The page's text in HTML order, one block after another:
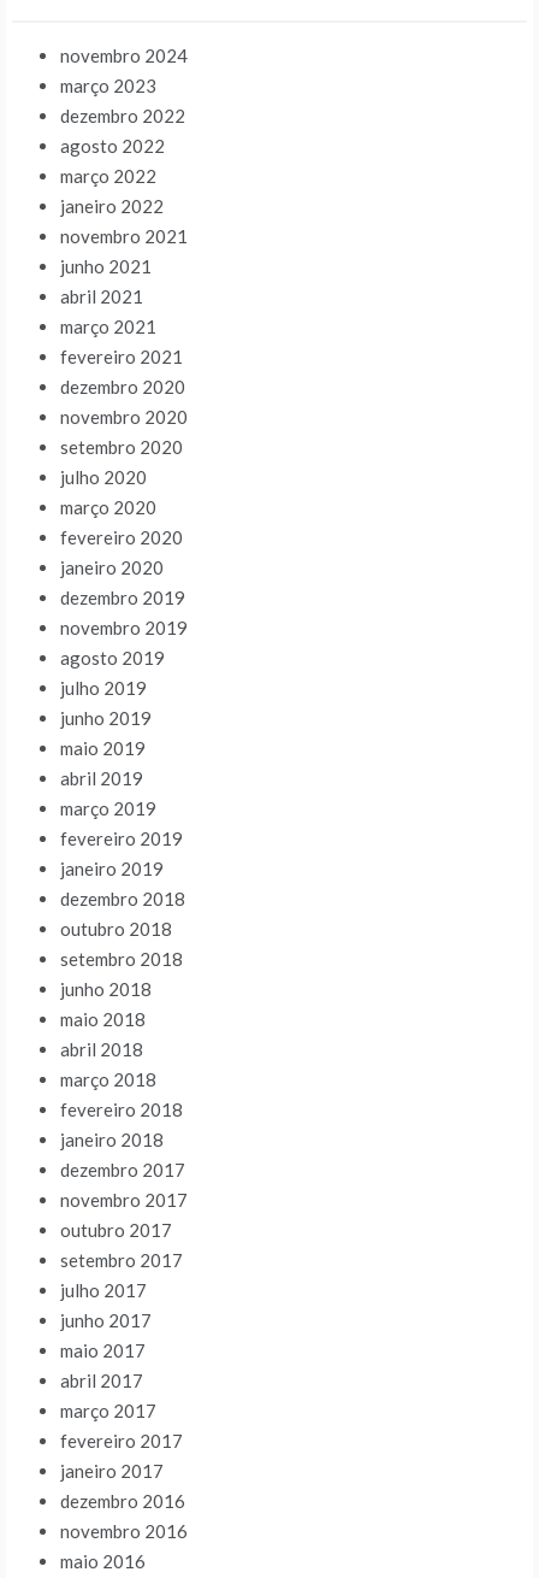
novembro 2024
março 2023
dezembro 2022
agosto 2022
março 2022
janeiro 2022
novembro 2021
junho 2021
abril 2021
março 2021
fevereiro 2021
dezembro 2020
novembro 2020
setembro 2020
julho 2020
março 2020
fevereiro 2020
janeiro 2020
dezembro 2019
novembro 2019
agosto 2019
julho 2019
junho 2019
maio 2019
abril 2019
março 2019
fevereiro 2019
janeiro 2019
dezembro 2018
outubro 2018
setembro 2018
junho 2018
maio 2018
abril 2018
março 2018
fevereiro 2018
janeiro 2018
dezembro 2017
novembro 2017
outubro 2017
setembro 2017
julho 2017
junho 2017
maio 2017
abril 2017
março 2017
fevereiro 2017
janeiro 2017
dezembro 2016
novembro 2016
maio 2016